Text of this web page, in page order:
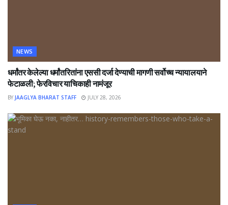
NEWS
धर्मांतर केलेल्या धर्मांतरितांना एससी दर्जा देण्याची मागणी सर्वोच्च न्यायालयाने
फेटाळली; फेरविचार याचिकाही नामंजूर
BY JAAGLYA BHARAT STAFF JULY 28, 2026